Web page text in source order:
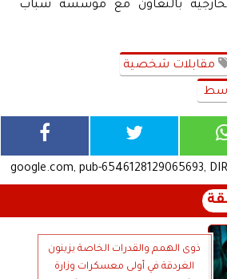
بالتعاون مع مؤسسة شباب
مقابلات شخصية
google.com, pub-6546128129065693,
ذوى الهمم والقدرات الخاصة يزينون
الغردقة في أولى معسكرات وزارة